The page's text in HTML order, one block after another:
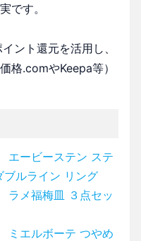
です。
ント還元を活用し、
格.comやKeepa等）
エービーステン ステ
ブルライン リング
ラメ福梅皿 ３点セッ
ミエルボーテ つやめ